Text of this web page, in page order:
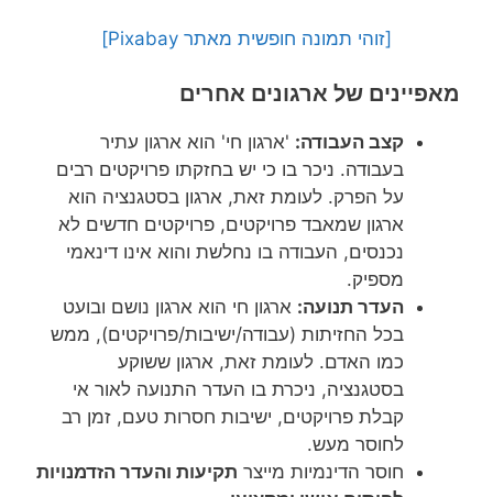
[זוהי תמונה חופשית מאתר Pixabay]
מאפיינים של ארגונים אחרים
קצב העבודה: 'ארגון חי' הוא ארגון עתיר
בעבודה. ניכר בו כי יש בחזקתו פרויקטים רבים
על הפרק. לעומת זאת, ארגון בסטגנציה הוא
ארגון שמאבד פרויקטים, פרויקטים חדשים לא
נכנסים, העבודה בו נחלשת והוא אינו דינאמי
מספיק.
העדר תנועה: ארגון חי הוא ארגון נושם ובועט
בכל החזיתות (עבודה/ישיבות/פרויקטים), ממש
כמו האדם. לעומת זאת, ארגון ששוקע
בסטגנציה, ניכרת בו העדר התנועה לאור אי
קבלת פרויקטים, ישיבות חסרות טעם, זמן רב
לחוסר מעש.
חוסר הדינמיות מייצר תקיעות והעדר הזדמנויות